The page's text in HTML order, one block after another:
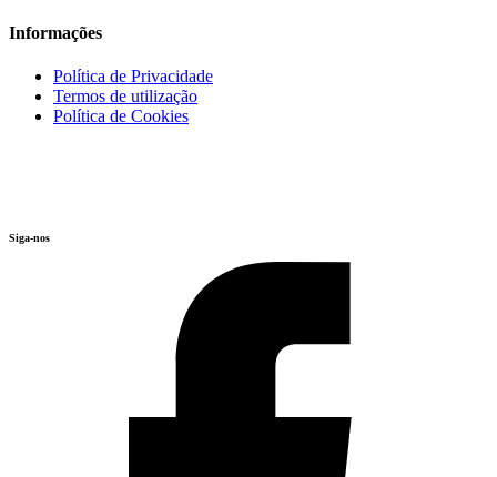
Informações
Política de Privacidade
Termos de utilização
Política de Cookies
Siga-nos